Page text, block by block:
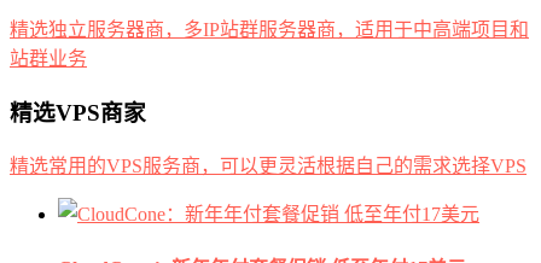
精选独立服务器商，多IP站群服务器商，适用于中高端项目和
站群业务
精选VPS商家
精选常用的VPS服务商，可以更灵活根据自己的需求选择VPS